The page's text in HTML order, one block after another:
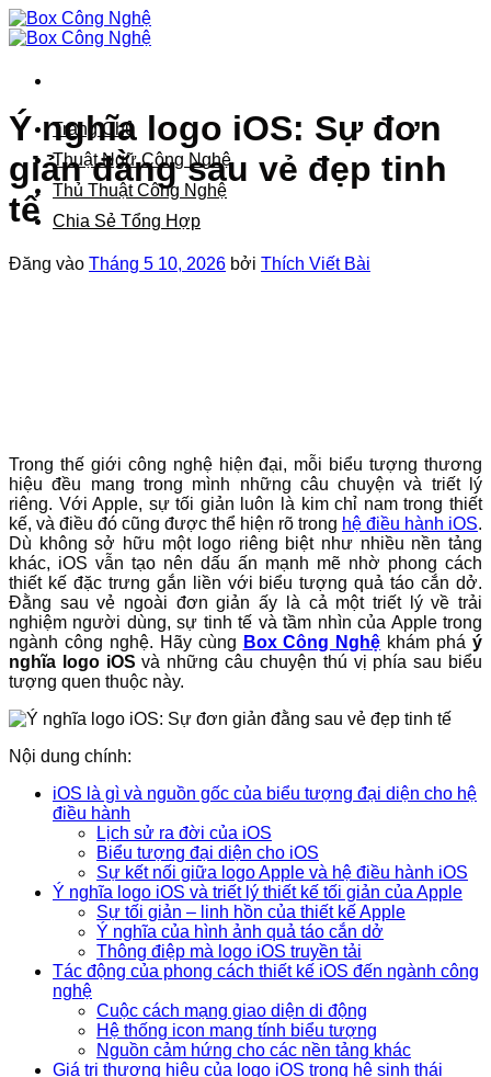
Bỏ
qua
dung
Trang Chủ
Thuật Ngữ Công Nghệ
Thủ Thuật Công Nghệ
Chia Sẻ Tổng Hợp
Ý nghĩa logo iOS: Sự đơn
giản đằng sau vẻ đẹp tinh
tế
Đăng vào Tháng 5 10, 2026 bởi Thích Viết Bài
Trong thế giới công nghệ hiện đại, mỗi biểu tượng thương
hiệu đều mang trong mình những câu chuyện và triết lý
riêng. Với Apple, sự tối giản luôn là kim chỉ nam trong thiết
kế, và điều đó cũng được thể hiện rõ trong hệ điều hành iOS.
Dù không sở hữu một logo riêng biệt như nhiều nền tảng
khác, iOS vẫn tạo nên dấu ấn mạnh mẽ nhờ phong cách
thiết kế đặc trưng gắn liền với biểu tượng quả táo cắn dở.
Đằng sau vẻ ngoài đơn giản ấy là cả một triết lý về trải
nghiệm người dùng, sự tinh tế và tầm nhìn của Apple trong
ngành công nghệ. Hãy cùng Box Công Nghệ khám pháý
nghĩa logo iOS và những câu chuyện thú vị phía sau biểu
tượng quen thuộc này.
Nội dung chính:
iOS là gì và nguồn gốc của biểu tượng đại diện cho hệ
điều hành
Lịch sử ra đời của iOS
Biểu tượng đại diện cho iOS
Sự kết nối giữa logo Apple và hệ điều hành iOS
Ý nghĩa logo iOS và triết lý thiết kế tối giản của Apple
Sự tối giản – linh hồn của thiết kế Apple
Ý nghĩa của hình ảnh quả táo cắn dở
Thông điệp mà logo iOS truyền tải
Tác động của phong cách thiết kế iOS đến ngành công
nghệ
Cuộc cách mạng giao diện di động
Hệ thống icon mang tính biểu tượng
Nguồn cảm hứng cho các nền tảng khác
Giá trị thương hiệu của logo iOS trong hệ sinh thái